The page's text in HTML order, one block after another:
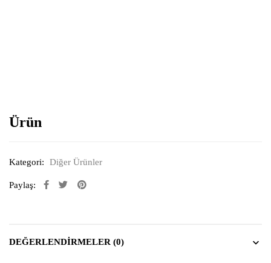
Ürün
Kategori: Diğer Ürünler
Paylaş:
DEĞERLENDIRMELER (0)